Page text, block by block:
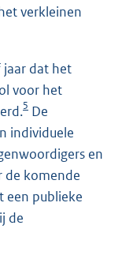
verkleinen
jaar dat het
voor het
5 De
individuele
en
de komende
een publieke
de